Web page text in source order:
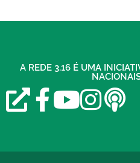
A REDE 3.16 É UMA